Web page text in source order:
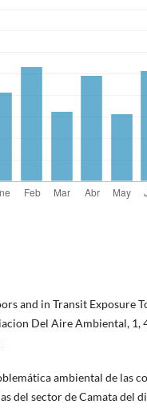
and in Transit Exposure
Del Aire Ambiental, 1,
ambiental de las
del sector de Camata del